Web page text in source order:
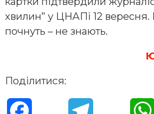
хвилин” у ЦНАПі 12 вересня.
почнуть – не знають.
Поділитися: